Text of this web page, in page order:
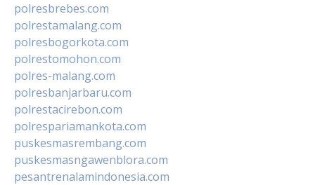
polresbrebes.com
polrestamalang.com
polresbogorkota.com
polrestomohon.com
polres-malang.com
polresbanjarbaru.com
polrestacirebon.com
polrespariamankota.com
puskesmasrembang.com
puskesmasngawenblora.com
pesantrenalamindonesia.com